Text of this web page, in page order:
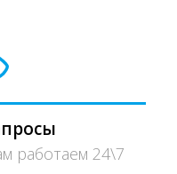
работаем 24\7